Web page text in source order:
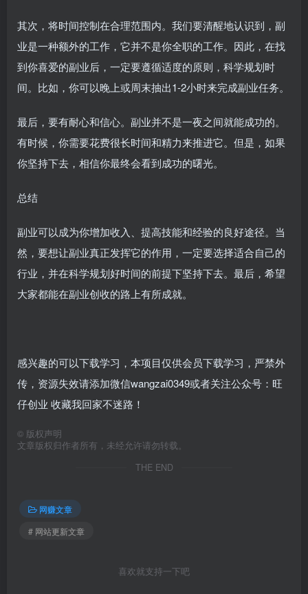
其次，将时间控制在合理范围内。我们要清醒地认识到，副
业是一种额外的工作，它并不是你全职的工作。因此，在找
到你喜爱的副业后，一定要遵循适度的原则，科学规划时
间。比如，你可以晚上或周末抽出1-2小时来完成副业任务。
最后，要有耐心和信心。副业并不是一夜之间就能成功的。
有时候，你需要花费很长时间和精力来推进它。但是，如果
你坚持下去，相信你最终会看到成功的曙光。
总结
副业可以成为你增加收入、提高技能和经验的良好途径。当
然，要想让副业真正发挥它的作用，一定要选择适合自己的
行业，并在科学规划好时间的前提下坚持下去。最后，希望
大家都能在副业创收的路上有所成就。
感兴趣的可以下载学习，本项目仅供会员下载学习，严禁外
传，资源失效请添加微信wangzai0349或者关注公众号：旺
仔创业 收藏我回家不迷路！
© 版权声明
文章版权归作者所有，未经允许请勿转载。
THE END
网赚文章
# 网站更新文章
喜欢就支持一下吧